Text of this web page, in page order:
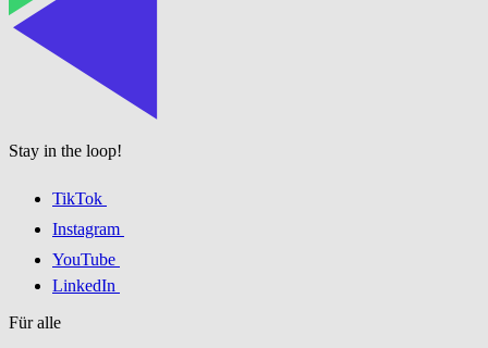
Stay in the loop!
TikTok
Instagram
YouTube
LinkedIn
Für alle